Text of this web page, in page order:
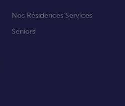
Nos Résidences Services
Seniors